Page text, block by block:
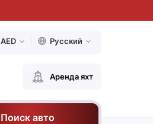
AED Русский
Аренда яхт
Поиск авто